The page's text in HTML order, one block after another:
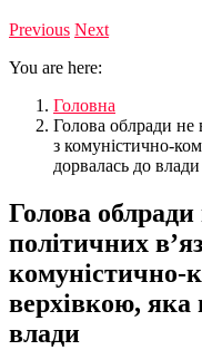
Previous Next
You are here:
Головна
Голова облради не
з комуністично-
дорвалась до влади
Голова
політичних
комуністично-
верхівкою, яка
влади